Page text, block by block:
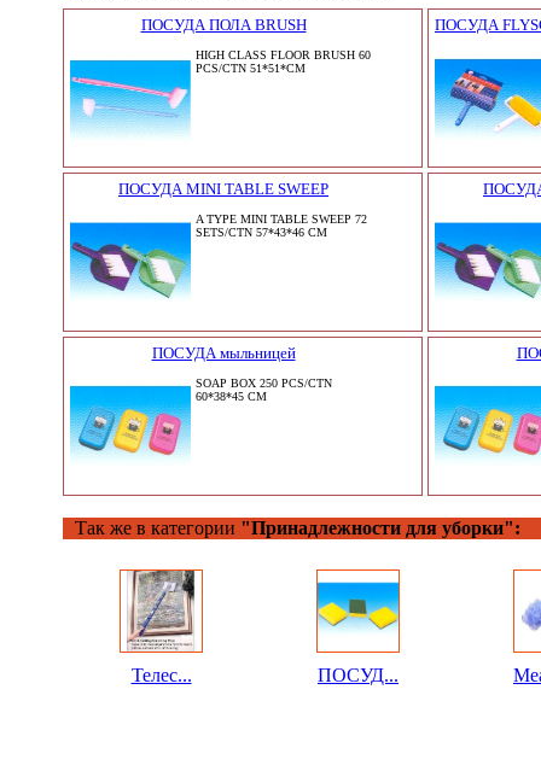
ПОСУДА ПОЛА BRUSH
HIGH CLASS FLOOR BRUSH 60
PCS/CTN 51*51*CM
ПОСУДА
ПОСУДА MINI TABLE SWEEP
A TYPE MINI TABLE SWEEP 72
SETS/CTN 57*43*46 CM
ПОСУДА
ПОСУДА мыльницей
SOAP BOX 250 PCS/CTN
60*38*45 CM
Так же в категории "Принадлежности для уборки":
Телес... ПОСУД...